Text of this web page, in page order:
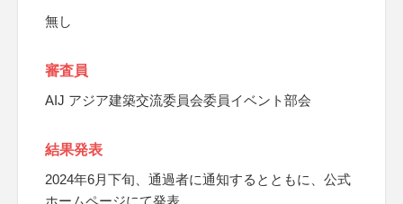
無し
審査員
AIJ アジア建築交流委員会委員イベント部会
結果発表
2024年6月下旬、通過者に通知するとともに、公式
ホームページにて発表